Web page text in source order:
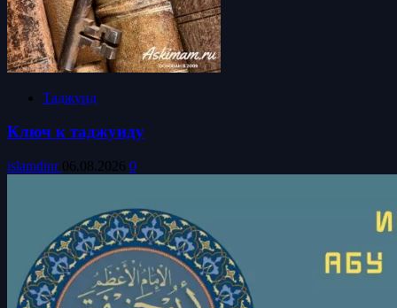
Таджуид
Ключ к таджуиду
islamdinr 06.08.2026 0